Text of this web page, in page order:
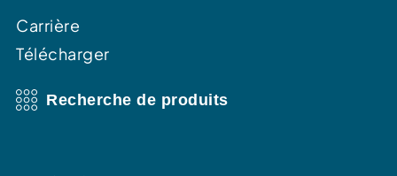
Carrière
Télécharger
Recherche de produits